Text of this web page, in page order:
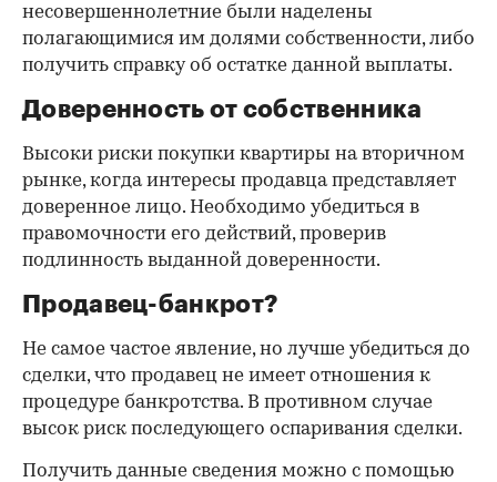
несовершеннолетние были наделены
полагающимися им долями собственности, либо
получить справку об остатке данной выплаты.
Доверенность от собственника
Высоки риски покупки квартиры на вторичном
рынке, когда интересы продавца представляет
доверенное лицо. Необходимо убедиться в
правомочности его действий, проверив
подлинность выданной доверенности.
Продавец-банкрот?
Не самое частое явление, но лучше убедиться до
сделки, что продавец не имеет отношения к
процедуре банкротства. В противном случае
высок риск последующего оспаривания сделки.
Получить данные сведения можно с помощью